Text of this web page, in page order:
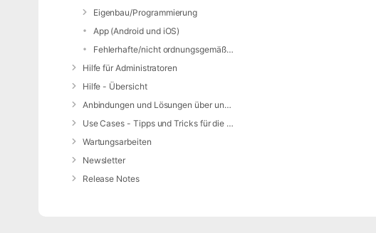
Eigenbau/Programmierung
App (Android und iOS)
Fehlerhafte/nicht ordnungsgemäße Alarmierung
Hilfe für Administratoren
Hilfe - Übersicht
Anbindungen und Lösungen über unsere Web-Schnittstelle (REST-API)
Use Cases - Tipps und Tricks für die Anwendung von DIVERA 24/7
Wartungsarbeiten
Newsletter
Release Notes